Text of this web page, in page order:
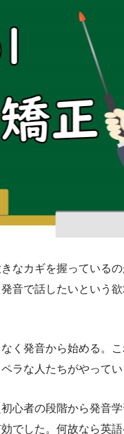
なカギを握っている
音で話したいという欲
く発音から始める。
ラな人たちがやってい
心者の段階から発音
でした。 何故なら英